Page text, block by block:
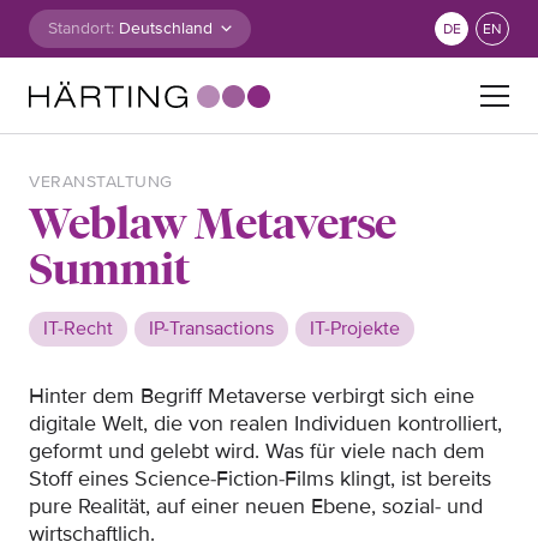
Zum Inhalt springen
Standort: DE EN
VERANSTALTUNG
Weblaw Metaverse
Summit
IT-Recht IP-Transactions IT-Projekte
Hinter dem Begriff Metaverse verbirgt sich eine
digitale Welt, die von realen Individuen kontrolliert,
geformt und gelebt wird. Was für viele nach dem
Stoff eines Science-Fiction-Films klingt, ist bereits
pure Realität, auf einer neuen Ebene, sozial- und
wirtschaftlich.